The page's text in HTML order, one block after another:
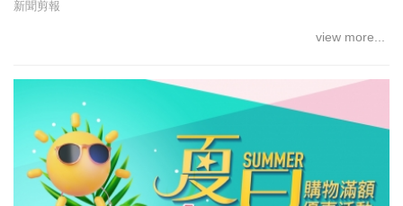
新聞剪報
view more...